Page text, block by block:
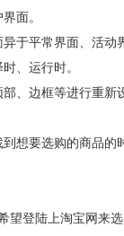
面。
平常界面、活动界
、运行时。
边框等进行重新
要选购的商品的时
登陆上淘宝网来选